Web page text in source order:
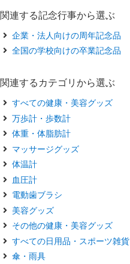
関連する記念行事から選ぶ
企業・法人向けの周年記念品
全国の学校向けの卒業記念品
関連するカテゴリから選ぶ
すべての健康・美容グッズ
万歩計・歩数計
体重・体脂肪計
マッサージグッズ
体温計
血圧計
電動歯ブラシ
美容グッズ
その他の健康・美容グッズ
すべての日用品・スポーツ雑貨
傘・雨具